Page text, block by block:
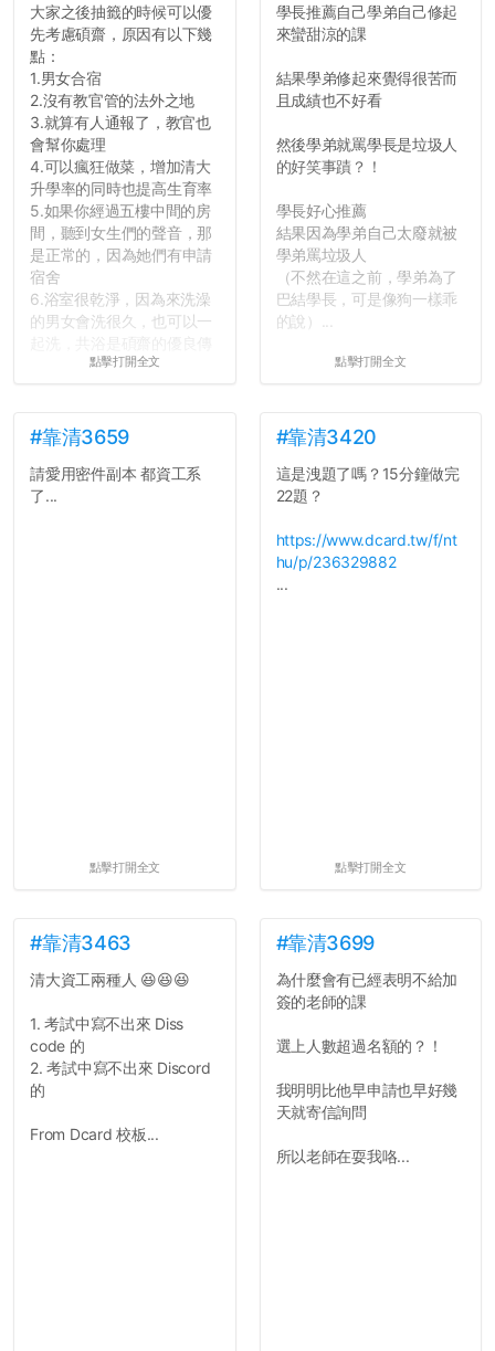
關，就當最後一天發個牢騷
吧XD，祝學弟妹們修課順利
大家之後抽籤的時候可以優
先考慮碩齋，原因有以下幾
點：
1.男女合宿
2.沒有教官管的法外之地
3.就算有人通報了，教官也
會幫你處理
4.可以瘋狂做菜，增加清大
升學率的同時也提高生育率
5.如果你經過五樓中間的房
間，聽到女生們的聲音，那
是正常的，因為她們有申請
宿舍
6.浴室很乾淨，因為來洗澡
的男女會洗很久，也可以一
舍房間，都歡迎留言讓我知
道...
點擊打開全文
學長推薦自己學弟自己修起
來蠻甜涼的課
結果學弟修起來覺得很苦而
且成績也不好看
然後學弟就罵學長是垃圾人
的好笑事蹟？！
學長好心推薦
結果因為學弟自己太廢就被
學弟罵垃圾人
（不然在這之前，學弟為了
巴結學長，可是像狗一樣乖
的說）...
點擊打開全文
#靠清3659
請愛用密件副本 都資工系
了...
點擊打開全文
#靠清3420
這是洩題了嗎？15分鐘做完
22題？
https://www.dcard.tw/f/nt
hu/p/236329882
...
點擊打開全文
#靠清3463
清大資工兩種人 😆😆😆
1. 考試中寫不出來 Diss
code 的
2. 考試中寫不出來 Discord
的
From Dcard 校板...
#靠清3699
為什麼會有已經表明不給加
簽的老師的課
選上人數超過名額的？！
我明明比他早申請也早好幾
天就寄信詢問
所以老師在耍我咯...